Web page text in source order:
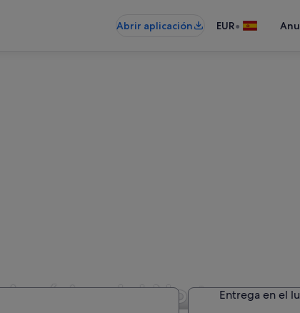
Abrir aplicación EUR•
del NorteEntrega en el